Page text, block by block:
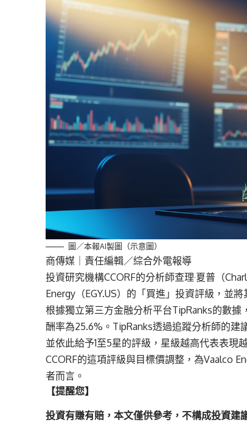
圖／本報AI製圖（示意圖）
商傳媒 ｜責任編輯／綜合外電報導
投資研究機構CCORF的分析師查理·夏普（
Energy（EGY.US）的「買進」投資評級，並
根據獨立第三方金融分析平台TipRanks的數
酬率為25.6%。TipRanks透過追蹤分析師的建
並依此給予1至5星的評級，星級越高代表表現
CCORF的這項評級與目標價調整，為Vaalco
者而言。
【提醒您】
投資有賺有賠，本文僅供參考，不構成投資建